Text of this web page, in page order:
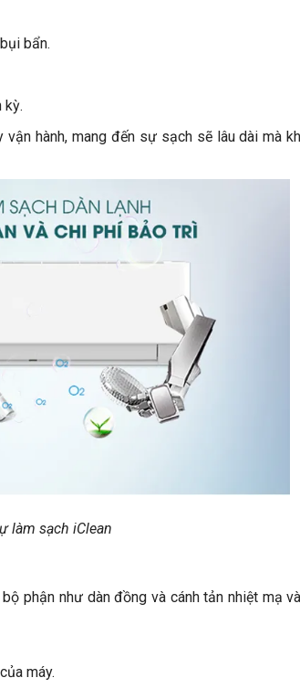
bẩn.
kỳ.
hành, mang đến sự sạch sẽ lâu dài mà
làm sạch iClean
phận như dàn đồng và cánh tản nhiệt mạ
máy.